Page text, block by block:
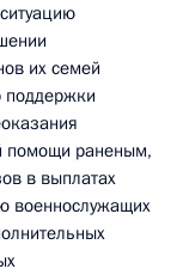
их семей
поддержки
помощи раненым,
в выплатах
военнослужащих